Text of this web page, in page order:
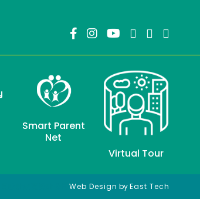
Smart Parent
Net
Virtual Tour
Web Design byEast Tech